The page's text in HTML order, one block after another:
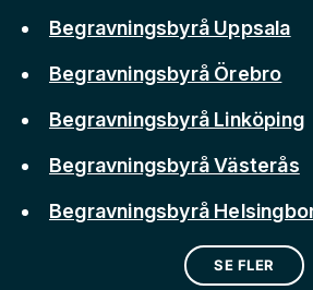
Begravningsbyrå Uppsala
Begravningsbyrå Örebro
Begravningsbyrå Linköping
Begravningsbyrå Västerås
Begravningsbyrå
SE FLER